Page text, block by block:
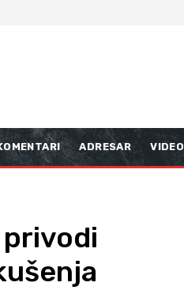
ADRESAR VIDEO